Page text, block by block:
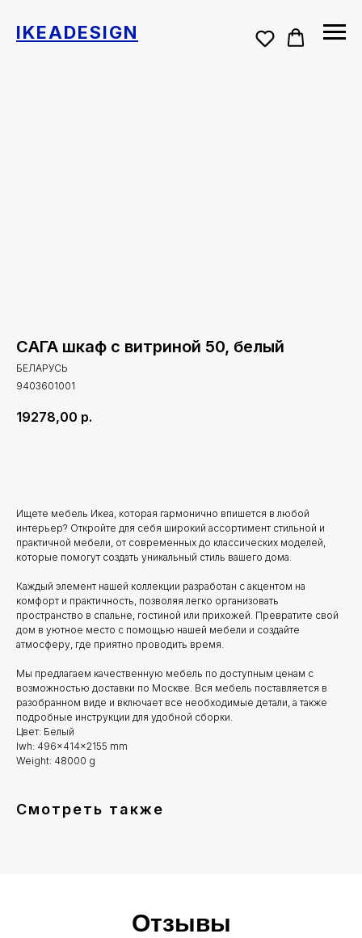
IKEADESIGN
САГА шкаф с витриной 50, белый
БЕЛАРУСЬ
9403601001
19278,00 р.
Ищете мебель Икеа, которая гармонично впишется в любой
интерьер? Откройте для себя широкий ассортимент стильной и
практичной мебели, от современных до классических моделей,
которые помогут создать уникальный стиль вашего дома.
Каждый элемент нашей коллекции разработан с акцентом на
комфорт и практичность, позволяя легко организовать
пространство в спальне, гостиной или прихожей. Превратите свой
дом в уютное место с помощью нашей мебели и создайте
атмосферу, где приятно проводить время.
Мы предлагаем качественную мебель по доступным ценам с
возможностью доставки по Москве. Вся мебель поставляется в
разобранном виде и включает все необходимые детали, а также
подробные инструкции для удобной сборки.
Цвет: Белый
lwh: 496x414x2155 mm
Weight: 48000 g
Смотреть также
Отзывы